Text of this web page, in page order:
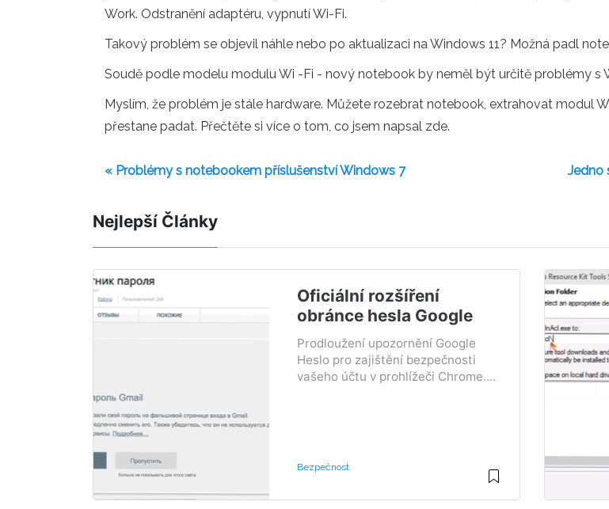
Work. Odstranění adaptéru, vypnutí Wi-Fi.
Takový problém se objevil náhle nebo po aktualizaci na Windows 11? Možná padl
Soudě podle modelu modulu Wi -Fi - nový notebook by neměl být určitě problémy s
Myslím, že problém je stále hardware. Můžete rozebrat notebook, extrahovat modul
přestane padat. Přečtěte si více o tom, co jsem napsal zde.
« Problémy s notebookem příslušenství Windows 7 Jedno
Nejlepší Články
Oficiální rozšíření
obránce hesla Google
Prodloužení upozornění Google
Heslo pro zajištění bezpečnosti
vašeho účtu v prohlížeči Chrome....
Bezpečnost